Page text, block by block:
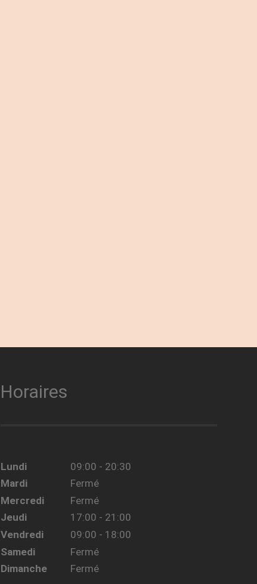
Horaires
Lundi
09:00 - 20:30
Mardi
Fermé
Mercredi
Fermé
Jeudi
17:00 - 21:00
Vendredi
09:00 - 18:00
Samedi
Fermé
Dimanche
Fermé